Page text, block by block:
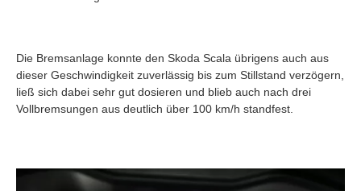
Die Bremsanlage konnte den Skoda Scala übrigens auch aus
dieser Geschwindigkeit zuverlässig bis zum Stillstand verzögern,
ließ sich dabei sehr gut dosieren und blieb auch nach drei
Vollbremsungen aus deutlich über 100 km/h standfest.